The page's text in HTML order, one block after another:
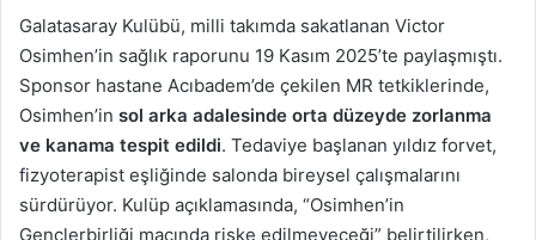
Galatasaray Kulübü, milli takımda sakatlanan Victor
Osimhen’in sağlık raporunu 19 Kasım 2025’te paylaşmıştı.
Sponsor hastane Acıbadem’de çekilen MR tetkiklerinde,
Osimhen’in sol arka adalesinde orta düzeyde zorlanma
ve kanama tespit edildi. Tedaviye başlanan yıldız forvet,
fizyoterapist eşliğinde salonda bireysel çalışmalarını
sürdürüyor. Kulüp açıklamasında, “Osimhen’in
Gençlerbirliği maçında riske edilmeyeceği” belirtilirken,